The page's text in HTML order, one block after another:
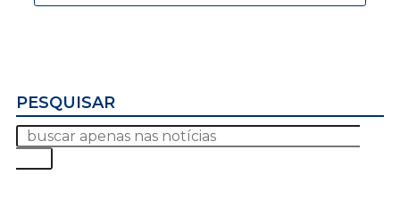
PESQUISAR